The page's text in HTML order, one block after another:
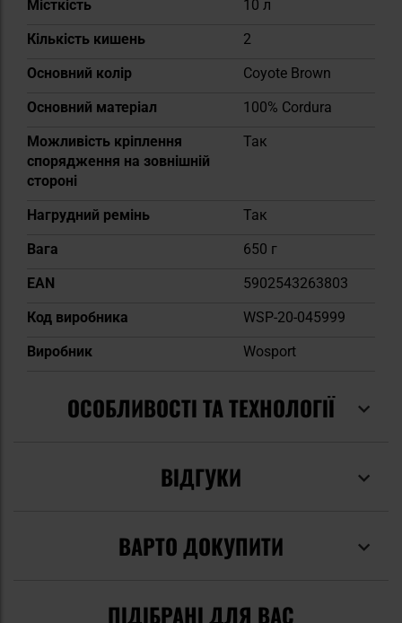
Місткість
10 л
Кількість кишень
2
Основний колір
Coyote Brown
Основний матеріал
100% Cordura
Можливість кріплення
спорядження на зовнішній
стороні
Так
Нагрудний ремінь
Так
Вага
650 г
EAN
5902543263803
Код виробника
WSP-20-045999
Виробник
Wosport
ОСОБЛИВОСТІ ТА ТЕХНОЛОГІЇ
ВІДГУКИ
ВАРТО ДОКУПИТИ
ПІДІБРАНІ ДЛЯ ВАС